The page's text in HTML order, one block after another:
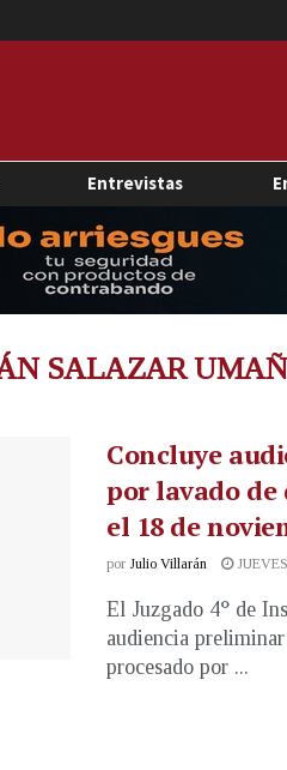
Entrevistas
SALAZAR
Concluye
por lavado de
el 18 de
por Julio Villarán
El Juzgado 4° de
audiencia
procesado por ...